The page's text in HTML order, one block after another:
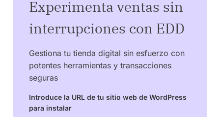
Experimenta ventas sin
interrupciones con EDD
Gestiona tu tienda digital sin esfuerzo con
potentes herramientas y transacciones
seguras
Introduce la URL de tu sitio web de WordPress
para instalar